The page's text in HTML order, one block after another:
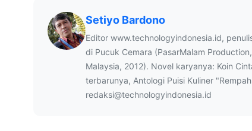
Setiyo Bardono
Editor www.technologyindonesia.id,
di Pucuk Cemara (PasarMalam
Malaysia, 2012). Novel karyanya: Koin
terbarunya, Antologi Puisi Kuliner
redaksi@technologyindonesia.id